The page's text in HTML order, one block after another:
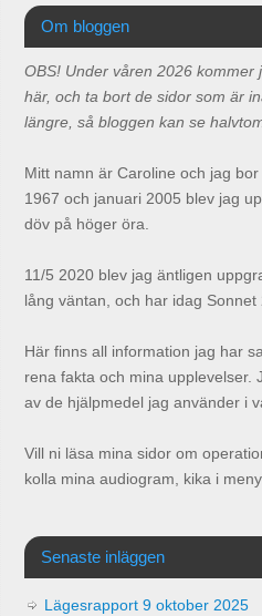
Om bloggen
OBS! Under våren 2026
här, och ta bort de sidor som är
längre, så bloggen kan se
Mitt namn är Caroline och jag
1967 och januari 2005 blev jag
döv på höger öra.
11/5 2020 blev jag äntligen
lång väntan, och har idag Sonnet
Här finns all information jag har
rena fakta och mina upplevelser.
av de hjälpmedel jag använder i
Vill ni läsa mina sidor om
kolla mina audiogram, kika i
Senaste inläggen
Lägesrapport 9 oktober 2025